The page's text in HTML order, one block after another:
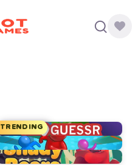
TRENDING